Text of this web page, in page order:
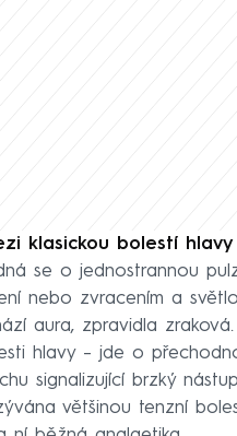
klasickou bolestí hlavy
se o jednostrannou
nebo zvracením a
aura, zpravidla
hlavy – jde o
signalizující brzký
většinou tenzní